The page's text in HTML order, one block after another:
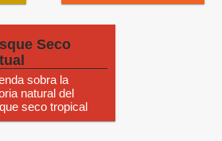
Seco
sobra la
natural del
seco tropical